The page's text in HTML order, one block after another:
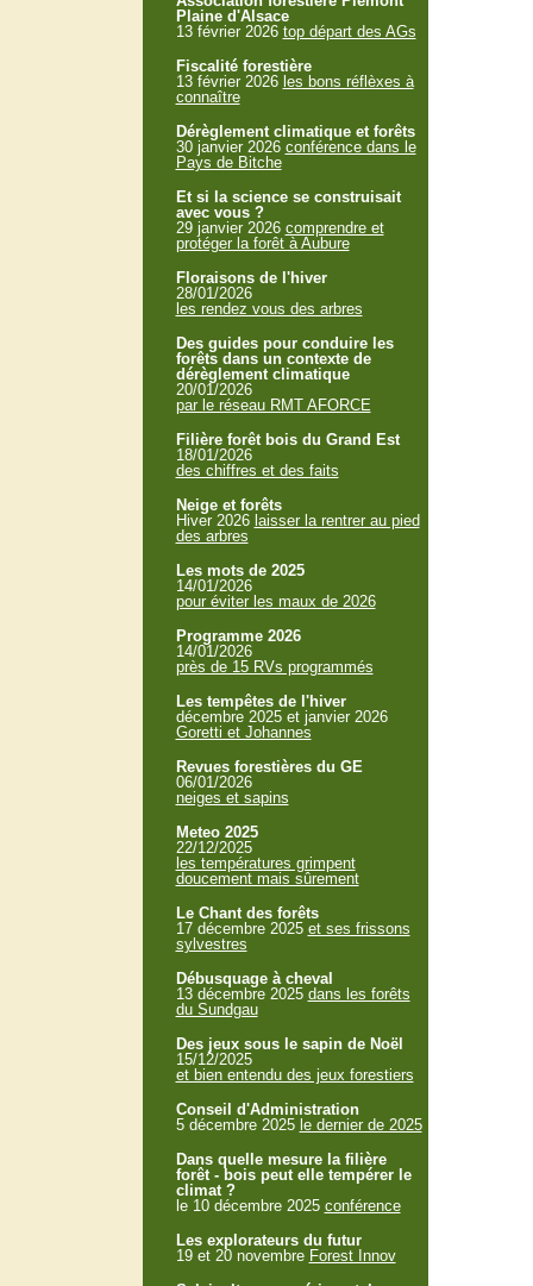
Plaine d'Alsace
13 février 2026 top départ des AGs
Fiscalité forestière
13 février 2026 les bons réflèxes à
connaître
Dérèglement climatique et forêts
30 janvier 2026 conférence dans le
Pays de Bitche
Et si la science se construisait
avec vous ?
29 janvier 2026 comprendre et
protéger la forêt à Aubure
Floraisons de l'hiver
28/01/2026
les rendez vous des arbres
Des guides pour conduire les
forêts dans un contexte de
dérèglement climatique
20/01/2026
par le réseau RMT AFORCE
Filière forêt bois du Grand Est
18/01/2026
des chiffres et des faits
Neige et forêts
Hiver 2026 laisser la rentrer au pied
des arbres
Les mots de 2025
14/01/2026
pour éviter les maux de 2026
Programme 2026
14/01/2026
près de 15 RVs programmés
Les tempêtes de l'hiver
décembre 2025 et janvier 2026
Goretti et Johannes
Revues forestières du GE
06/01/2026
neiges et sapins
Meteo 2025
22/12/2025
les températures grimpent
doucement mais sûrement
Le Chant des forêts
17 décembre 2025 et ses frissons
sylvestres
Débusquage à cheval
13 décembre 2025 dans les forêts
du Sundgau
Des jeux sous le sapin de Noël
15/12/2025
et bien entendu des jeux forestiers
Conseil d'Administration
5 décembre 2025 le dernier de 2025
Dans quelle mesure la filière
forêt - bois peut elle tempérer le
climat ?
le 10 décembre 2025 conférence
Les explorateurs du futur
19 et 20 novembre Forest Innov